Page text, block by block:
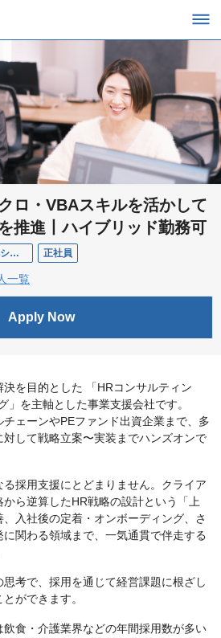
ロ・VBAスキルを活かして
推進丨ハイブリッド勤務可
クライアントサクセス／スペシャリスト 正社員
一覧
Apply Now
を目的とした 「HRコンサルティン
」を主軸とした事業支援会社です。
ェーンやPEファンド出資企業まで、多
して戦略立案〜実装までハンズオンで
採用支援にとどまりません。クライア
ら逆算したHR戦略の設計という「上
入社後の定着・オンボーディング、さ
関わる領域まで、一気通貫で伴走する
考で、採用を通じて経営課題に根ざし
ができます。
食・介護業界などの年間採用数が多い